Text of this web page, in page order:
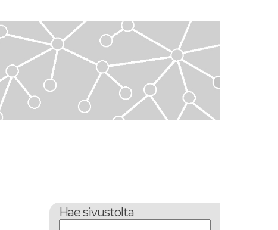
Hae sivustolta